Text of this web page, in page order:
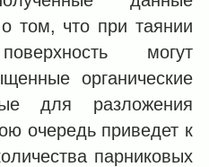
том, что при таянии
могут
органические
для разложения
очередь приведет к
парниковых